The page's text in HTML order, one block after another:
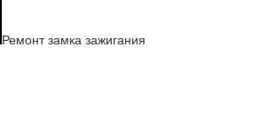
Ремонт замка зажигания